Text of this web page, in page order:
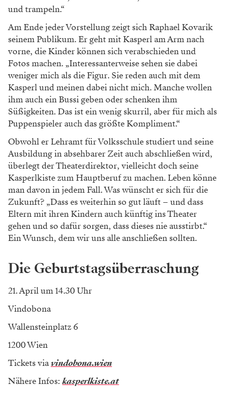
und trampeln.“
Am Ende jeder Vorstellung zeigt sich Raphael Kovarik
seinem Publikum. Er geht mit Kasperl am Arm nach
vorne, die Kinder können sich verabschieden und
Fotos machen. „Interessanterweise sehen sie dabei
weniger mich als die Figur. Sie reden auch mit dem
Kasperl und meinen dabei nicht mich. Manche wollen
ihm auch ein Bussi geben oder schenken ihm
Süßigkeiten. Das ist ein wenig skurril, aber für mich als
Puppenspieler auch das größte Kompliment.“
Obwohl er Lehramt für Volksschule studiert und seine
Ausbildung in absehbarer Zeit auch abschließen wird,
überlegt der Theaterdirektor, vielleicht doch seine
Kasperlkiste zum Hauptberuf zu machen. Leben könne
man davon in jedem Fall. Was wünscht er sich für die
Zukunft? „Dass es weiterhin so gut läuft – und dass
Eltern mit ihren Kindern auch künftig ins Theater
gehen und so dafür sorgen, dass dieses nie ausstirbt.“
Ein Wunsch, dem wir uns alle anschließen sollten.
Die Geburtstagsüberraschung
21. April um 14.30 Uhr
Vindobona
Wallensteinplatz 6
1200 Wien
Tickets via vindobona.wien
Nähere Infos: kasperlkiste.at